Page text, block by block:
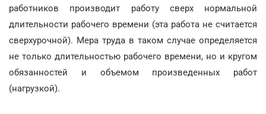
работников производит работу сверх нормальной
длительности рабочего времени (эта работа не считается
сверхурочной). Мера труда в таком случае определяется
не только длительностью рабочего времени, но и кругом
обязанностей и объемом произведенных работ
(нагрузкой).